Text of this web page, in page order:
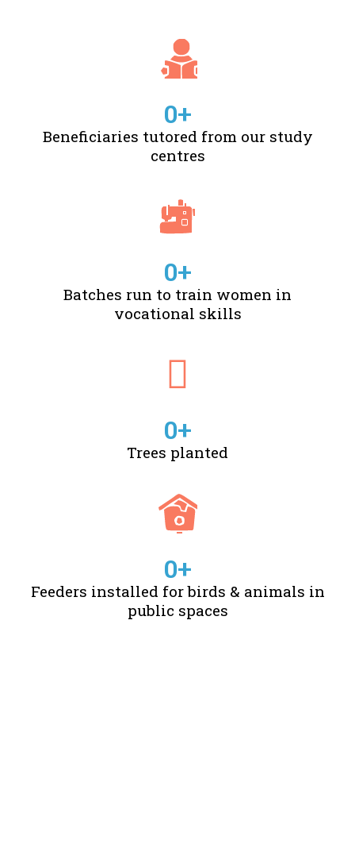
Beneficiaries tutored from our study
centres
0+
Batches run to train women in
vocational skills
0+
Trees planted
0+
Feeders installed for birds & animals in
public spaces
0+